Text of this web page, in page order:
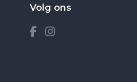
Volg ons